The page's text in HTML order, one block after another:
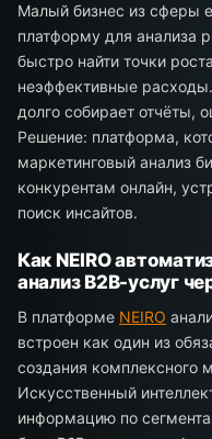
Малый бизнес из сферы
платформу для анализа
быстро найти точки
неэффективные
долго собирает отчёты,
Решение: платформа,
маркетинговый анализ
конкурентам онлайн,
поиск инсайтов.
Как NEIRO
анализ B2B-услуг
В платформе NEIRO
встроен как один из
создания комплексного
Искусственный
информацию по